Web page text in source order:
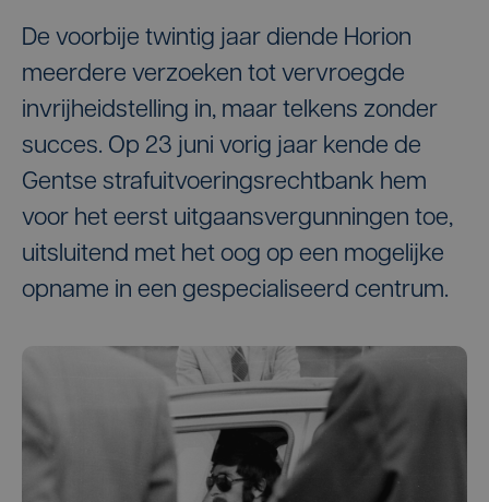
De voorbije twintig jaar diende Horion
meerdere verzoeken tot vervroegde
invrijheidstelling in, maar telkens zonder
succes. Op 23 juni vorig jaar kende de
Gentse strafuitvoeringsrechtbank hem
voor het eerst uitgaansvergunningen toe,
uitsluitend met het oog op een mogelijke
opname in een gespecialiseerd centrum.